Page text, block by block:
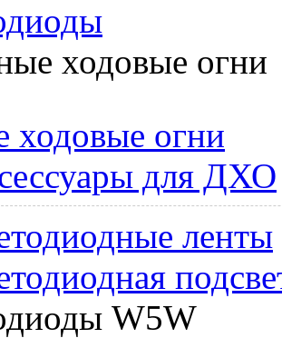
ходовые огни
ходовые огни
для ДХО
ленты
W5W